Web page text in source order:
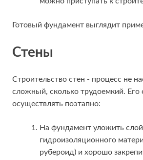
Готовый фундамент выглядит
Стены
Строительство стен - процесс не
сложный, сколько трудоемкий. Его
осуществлять поэтапно:
На фундамент уложить слой
гидроизоляционного
рубероид) и хорошо